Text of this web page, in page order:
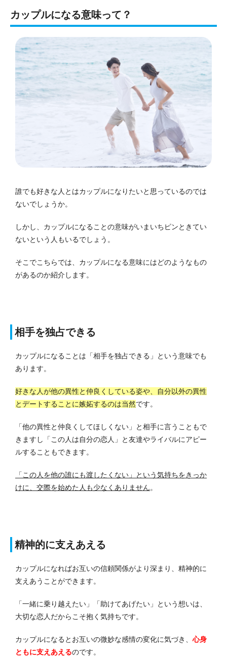
カップルになる意味って？
誰でも好きな人とはカップルになりたいと思っているのでは
ないでしょうか。
しかし、カップルになることの意味がいまいちピンときてい
ないという人もいるでしょう。
そこでこちらでは、カップルになる意味にはどのようなもの
があるのか紹介します。
相手を独占できる
カップルになることは「相手を独占できる」という意味でも
あります。
好きな人が他の異性と仲良くしている姿や、自分以外の異性
とデートすることに嫉妬するのは当然です。
「他の異性と仲良くしてほしくない」と相手に言うこともで
きますし「この人は自分の恋人」と友達やライバルにアピー
ルすることもできます。
「この人を他の誰にも渡したくない」という気持ちをきっか
けに、交際を始めた人も少なくありません。
精神的に支えあえる
カップルになればお互いの信頼関係がより深まり、精神的に
支えあうことができます。
「一緒に乗り越えたい」「助けてあげたい」という想いは、
大切な恋人だからこそ抱く気持ちです。
カップルになるとお互いの微妙な感情の変化に気づき、 心身
ともに支えあえるのです。